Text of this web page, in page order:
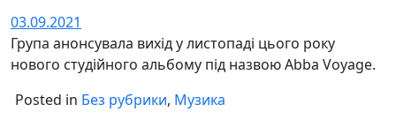
03.09.2021
Група анонсувала вихід у листопаді цього року
нового студійного альбому під назвою Abba Voyage.
Posted in Без рубрики, Музика